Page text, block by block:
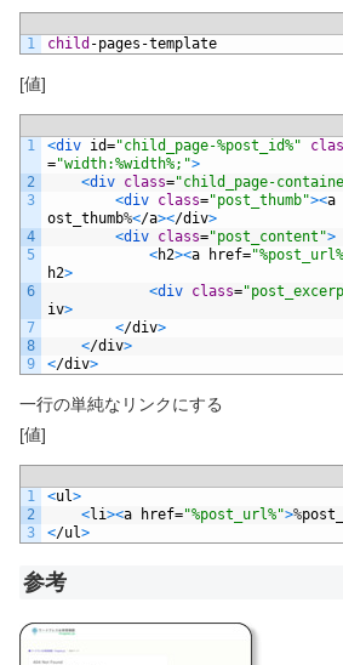
1 child -pages -template
[値]
1
2
3
4
5
6
7
8
9
<div id="child_page-%post_id%"
="width:%width%;">
<div class="child_page-
<div class="post_thumb"><a
ost_thumb%</a></div>
<div class="post_content">
<h2><a href=
h2>
<div class=
iv>
</div>
</div>
</div>
一行の単純なリンクにする
[値]
1
2
3
<ul>
<li><a href="%post_url%">%
</ul>
参考